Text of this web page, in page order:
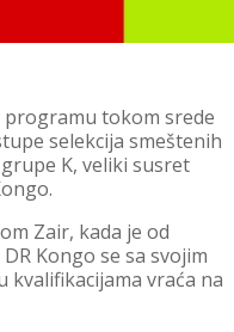
programu tokom srede
selekcija smeštenih
K, veliki susret
Zair, kada je od
Kongo se sa svojim
vraća na